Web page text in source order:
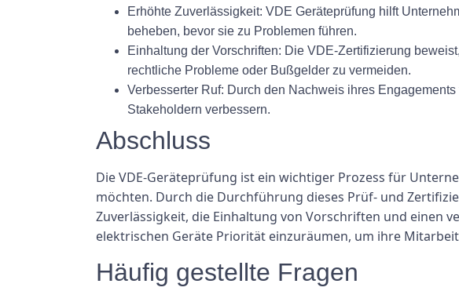
Erhöhte Zuverlässigkeit: VDE Geräteprüfung hilft
beheben, bevor sie zu Problemen führen.
Einhaltung der Vorschriften: Die VDE-Zertifizierung
rechtliche Probleme oder Bußgelder zu vermeiden.
Verbesserter Ruf: Durch den Nachweis ihres
Stakeholdern verbessern.
Abschluss
Die VDE-Geräteprüfung ist ein wichtiger Prozess für
möchten. Durch die Durchführung dieses Prüf- und
Zuverlässigkeit, die Einhaltung von Vorschriften und einen
elektrischen Geräte Priorität einzuräumen, um ihre
Häufig gestellte Fragen